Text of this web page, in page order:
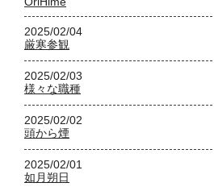
2025/02/04
厳寒参観
2025/02/03
様々な職種
2025/02/02
頭から煙
2025/02/01
如月朔日